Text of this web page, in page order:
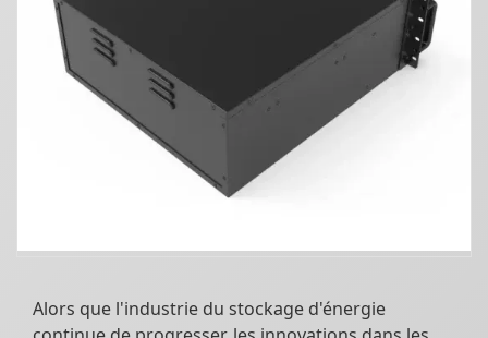
Alors que l'industrie du stockage d'énergie